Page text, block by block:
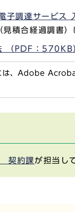
子調達サービス
積合経過調書
（PDF：570KB
は、Adobe
契約課が担当し